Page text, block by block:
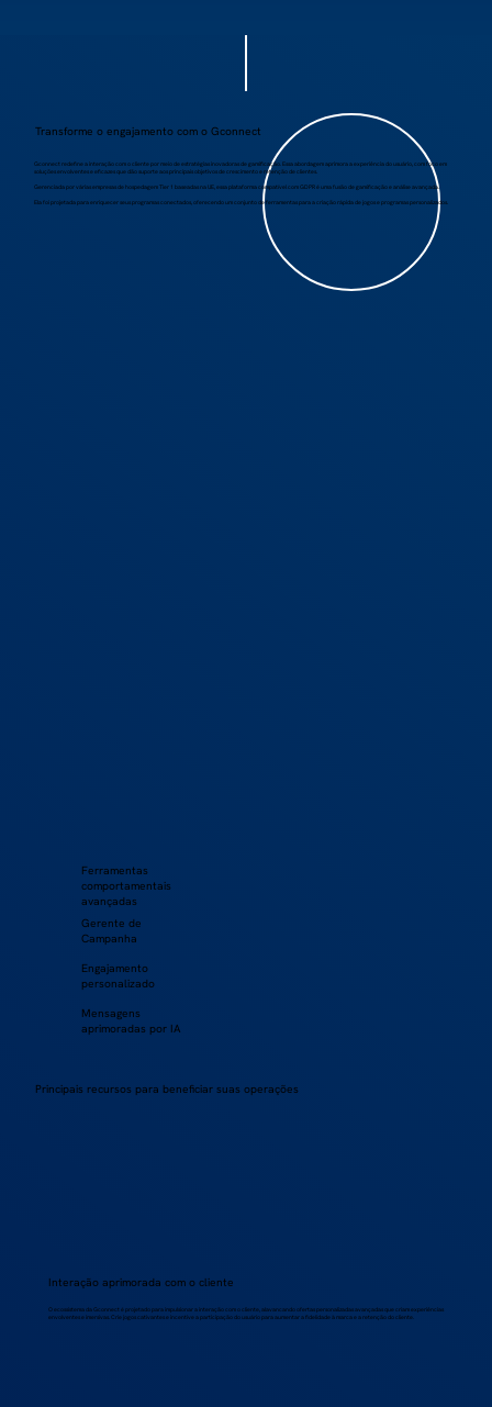
Transforme o engajamento com o Gconnect
Gconnect redefine a interação com o cliente por meio de estratégias inovadoras de gamificação. Essa abordagem aprimora a experiência do usuário, com foco em
soluções envolventes e eficazes que dão suporte aos principais objetivos de crescimento e retenção de clientes.
Gerenciada por várias empresas de hospedagem Tier 1 baseadas na UE, essa plataforma compatível com GDPR é uma fusão de gamificação e análise avançada.
Ela foi projetada para enriquecer seus programas conectados, oferecendo um conjunto de ferramentas para a criação rápida de jogos e programas personalizados.
Ferramentas
comportamentais
avançadas
Gerente de
Campanha
Engajamento
personalizado
Mensagens
aprimoradas por IA
Principais recursos para beneficiar suas operações
Interação aprimorada com o cliente
O ecossistema da Gconnect é projetado para impulsionar a interação com o cliente, alavancando ofertas personalizadas avançadas que criam experiências
envolventes e imersivas. Crie jogos cativantes e incentive a participação do usuário para aumentar a fidelidade à marca e a retenção do cliente.